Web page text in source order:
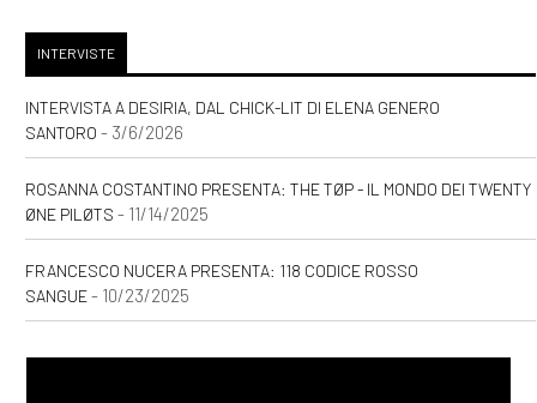
Agosto 2022
[30]Marte chiama Terra
risponde, pillole di
Gerini: un estratto
romance di Valentina Gerini:
un estratto
INTERVISTE
INTERVISTA A DESIRIA, DAL CHICK-LIT DI ELENA GENERO
SANTORO - 3/6/2026
ROSANNA COSTANTINO PRESENTA: THE TØP - IL MONDO DEI TWENTY
ØNE PILØTS - 11/14/2025
FRANCESCO NUCERA PRESENTA: 118 CODICE ROSSO
SANGUE- 10/23/2025